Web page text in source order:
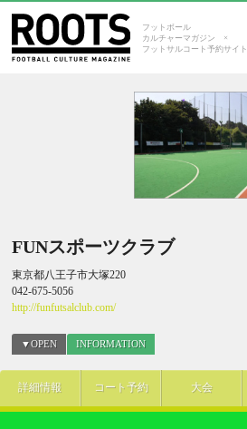
フットボール
カルチャーマガジン ×
フットサルコート予約サイト
FUNスポーツクラブ
東京都八王子市大塚220
042-675-5056
http://funfutsalclub.com/
▼OPEN INFORMATION
詳細情報 コート予約 大会